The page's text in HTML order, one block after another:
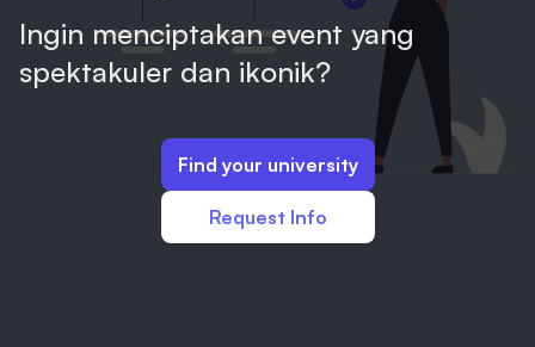
Ingin menciptakan event yang
spektakuler dan ikonik?
Find your university
Request Info